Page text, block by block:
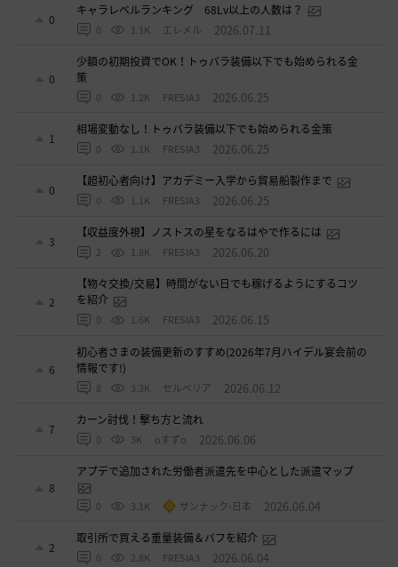
0
キャラレベルランキング 68Lv以上の人数は？
0 1.1K エレメル 2026.07.11
0
少額の初期投資でOK！トゥバラ装備以下でも始められる金
策
0 1.2K FRESIA3 2026.06.25
1
相場変動なし！トゥバラ装備以下でも始められる金策
0 1.1K FRESIA3 2026.06.25
0
【超初心者向け】アカデミー入学から貿易船製作まで
0 1.1K FRESIA3 2026.06.25
3
【収益度外視】ノストスの星をなるはやで作るには
2 1.8K FRESIA3 2026.06.20
2
【物々交換/交易】時間がない日でも稼げるようにするコツ
を紹介
0 1.6K FRESIA3 2026.06.15
6
初心者さまの装備更新のすすめ(2026年7月ハイデル宴会前の
情報です!)
8 3.3K セルベリア 2026.06.12
7
カーン討伐！撃ち方と流れ
0 3K oすずo 2026.06.06
8
アプデで追加された労働者派遣先を中心とした派遣マップ
0 3.1K ザンナック-日本 2026.06.04
2
取引所で買える重量装備＆バフを紹介
0 2.8K FRESIA3 2026.06.04